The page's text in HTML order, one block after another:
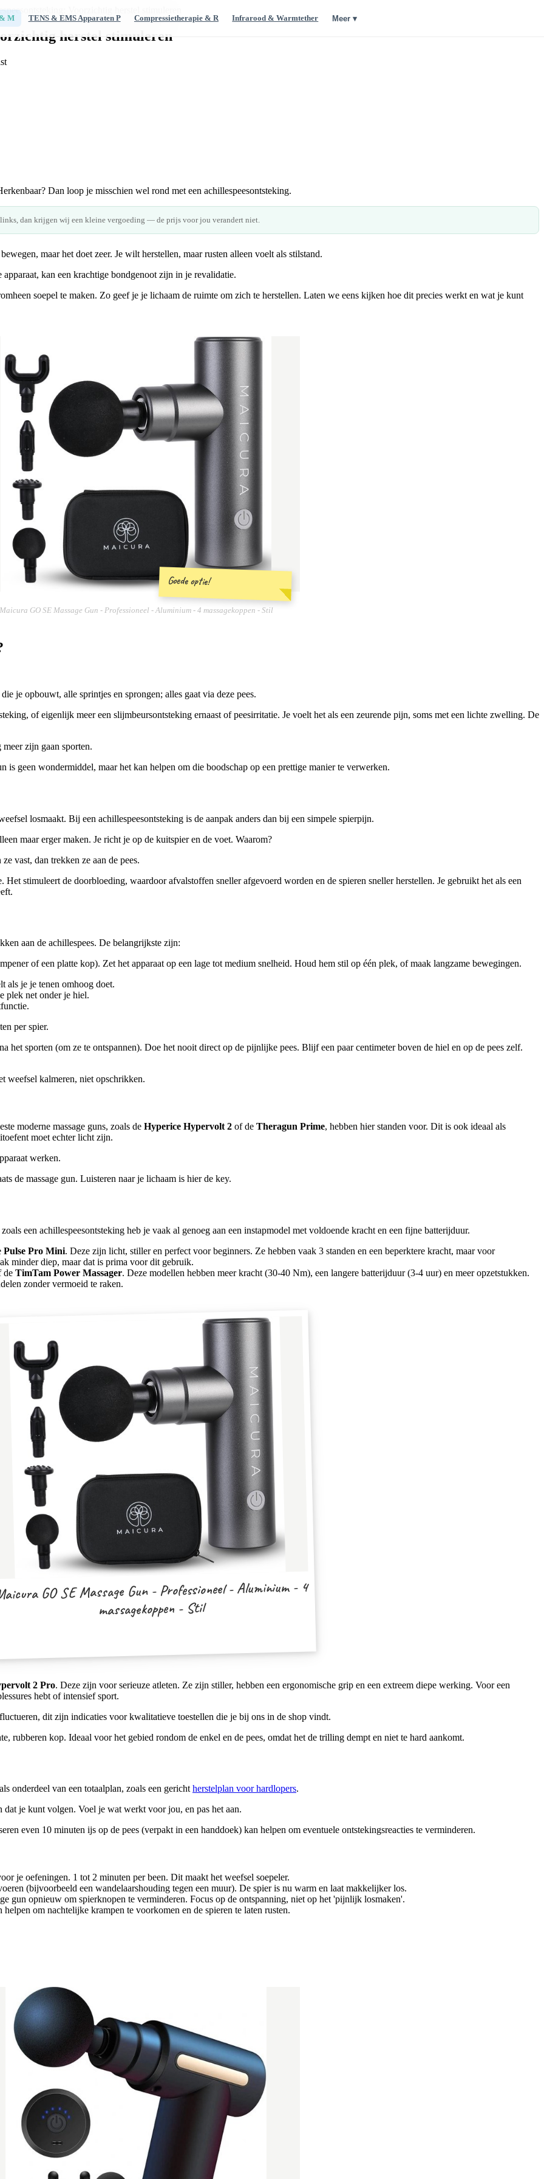
M TENS & EMS Apparaten P Compressietherapie & R Infrarood & Warmtether Meer ▾
Voorzichtig herstel stimuleren
herstel stimuleren
Dan loop je misschien wel rond met een achillespeesontsteking.
dan krijgen wij een kleine vergoeding — de prijs voor jou verandert niet.
maar het doet zeer. Je wilt herstellen, maar rusten alleen voelt als stilstand.
kan een krachtige bondgenoot zijn in je revalidatie.
soepel te maken. Zo geef je je lichaam de ruimte om zich te herstellen. Laten we eens kijken hoe dit precies werkt en wat je kunt
Goede optie!
GO SE Massage Gun - Professioneel - Aluminium - 4 massagekoppen - Stil
je opbouwt, alle sprintjes en sprongen; alles gaat via deze pees.
of eigenlijk meer een slijmbeursontsteking ernaast of peesirritatie. Je voelt het als een zeurende pijn, soms met een lichte zwelling. De
zijn gaan sporten.
is geen wondermiddel, maar het kan helpen om die boodschap op een prettige manier te verwerken.
losmaakt. Bij een achillespeesontsteking is de aanpak anders dan bij een simpele spierpijn.
maar erger maken. Je richt je op de kuitspier en de voet. Waarom?
vast, dan trekken ze aan de pees.
stimuleert de doorbloeding, waardoor afvalstoffen sneller afgevoerd worden en de spieren sneller herstellen. Je gebruikt het als een
aan de achillespees. De belangrijkste zijn:
of een platte kop). Zet het apparaat op een lage tot medium snelheid. Houd hem stil op één plek, of maak langzame bewegingen.
als je je tenen omhoog doet.
plek net onder je hiel.
per spier.
sporten (om ze te ontspannen). Doe het nooit direct op de pijnlijke pees. Blijf een paar centimeter boven de hiel en op de pees zelf.
weefsel kalmeren, niet opschrikken.
moderne massage guns, zoals de Hyperice Hypervolt 2 of de Theragun Prime, hebben hier standen voor. Dit is ook ideaal als
moet echter licht zijn.
werken.
de massage gun. Luisteren naar je lichaam is hier de key.
een achillespeesontsteking heb je vaak al genoeg aan een instapmodel met voldoende kracht en een fijne batterijduur.
Pulse Pro Mini. Deze zijn licht, stiller en perfect voor beginners. Ze hebben vaak 3 standen en een beperktere kracht, maar voor
minder diep, maar dat is prima voor dit gebruik.
de TimTam Power Massager. Deze modellen hebben meer kracht (30-40 Nm), een langere batterijduur (3-4 uur) en meer opzetstukken.
zonder vermoeid te raken.
GO SE Massage Gun - Professioneel - Aluminium - 4
massagekoppen - Stil
2 Pro. Deze zijn voor serieuze atleten. Ze zijn stiller, hebben een ergonomische grip en een extreem diepe werking. Voor een
hebt of intensief sport.
dit zijn indicaties voor kwalitatieve toestellen die je bij ons in de shop vindt.
rubberen kop. Ideaal voor het gebied rondom de enkel en de pees, omdat het de trilling dempt en niet te hard aankomt.
onderdeel van een totaalplan, zoals een gerichtherstelplan voor hardlopers.
je kunt volgen. Voel je wat werkt voor jou, en pas het aan.
even 10 minuten ijs op de pees (verpakt in een handdoek) kan helpen om eventuele ontstekingsreacties te verminderen.
je oefeningen. 1 tot 2 minuten per been. Dit maakt het weefsel soepeler.
(bijvoorbeeld een wandelaarshouding tegen een muur). De spier is nu warm en laat makkelijker los.
gun opnieuw om spierknopen te verminderen. Focus op de ontspanning, niet op het 'pijnlijk losmaken'.
om nachtelijke krampen te voorkomen en de spieren te laten rusten.